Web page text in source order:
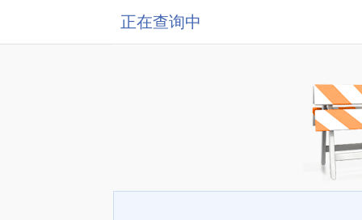
正在查询中